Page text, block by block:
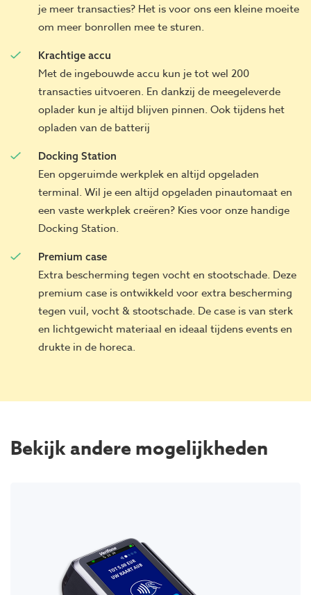
je meer transacties? Het is voor ons een kleine moeite
om meer bonrollen mee te sturen.
Krachtige accu
Met de ingebouwde accu kun je tot wel 200
transacties uitvoeren. En dankzij de meegeleverde
oplader kun je altijd blijven pinnen. Ook tijdens het
opladen van de batterij
Docking Station
Een opgeruimde werkplek en altijd opgeladen
terminal. Wil je een altijd opgeladen pinautomaat en
een vaste werkplek creëren? Kies voor onze handige
Docking Station.
Premium case
Extra bescherming tegen vocht en stootschade. Deze
premium case is ontwikkeld voor extra bescherming
tegen vuil, vocht & stootschade. De case is van sterk
en lichtgewicht materiaal en ideaal tijdens events en
drukte in de horeca.
Bekijk andere mogelijkheden